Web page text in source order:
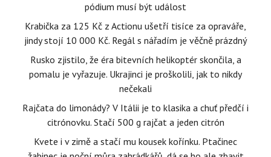
pódium musí být událost
Krabička za 125 Kč z Actionu ušetří tisíce za opraváře,
jindy stojí 10 000 Kč. Regál s nářadím je věčně prázdný
Rusko zjistilo, že éra bitevních helikoptér skončila, a
pomalu je vyřazuje. Ukrajinci je proškolili, jak to nikdy
nečekali
Rajčata do limonády? V Itálii je to klasika a chuť předčí i
citrónovku. Stačí 500 g rajčat a jeden citrón
Kvete i v zimě a stačí mu kousek kořínku. Ptačinec